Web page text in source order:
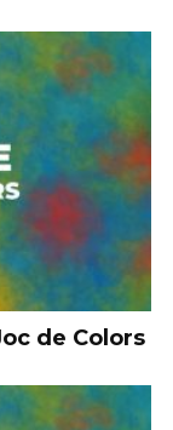
de Colors